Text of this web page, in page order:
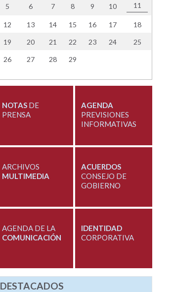
5 6 7 8 9 10 11
12 13 14 15 16 17 18
19 20 21 22 23 24 25
26 27 28 29
NOTASDE
PRENSA
AGENDA
PREVISIONES
INFORMATIVAS
ARCHIVOS
MULTIMEDIA
ACUERDOS
CONSEJO DE
GOBIERNO
AGENDA DE LA
COMUNICACIÓN
IDENTIDAD
CORPORATIVA
DESTACADOS